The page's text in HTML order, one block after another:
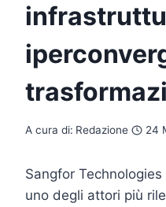
A cura di: Redazione 24
Sangfor
uno degli attori più